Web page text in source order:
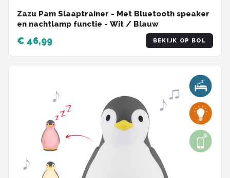
Zazu Pam Slaaptrainer - Met Bluetooth speaker
en nachtlamp functie - Wit / Blauw
€ 46,99 BEKIJK OP BOL